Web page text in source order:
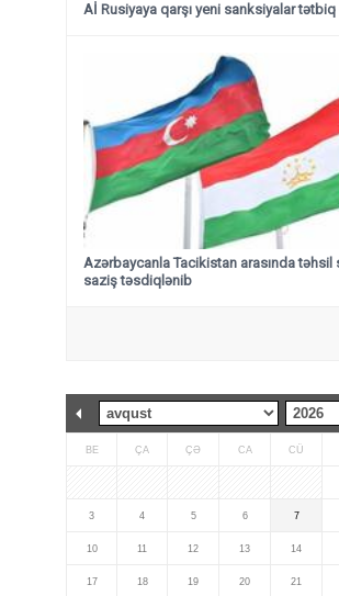
Aİ Rusiyaya qarşı yeni sanksiyalar
Azərbaycanla Tacikistan arasında təhsil
saziş təsdiqlənib
BE ÇA ÇƏ CA CÜ
3 4 5 6 7
10 11 12 13 14
17 18 19 20 21